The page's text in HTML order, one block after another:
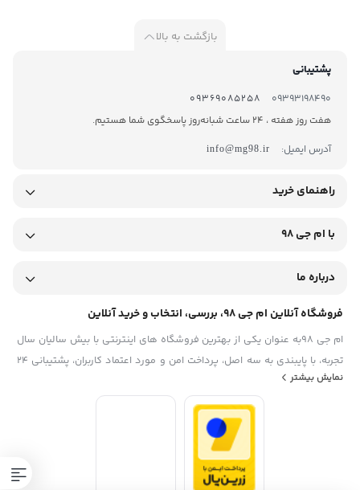
بازگشت به بالا
پشتیبانی
09393198490
09369085258
هفت روز هفته ، 24 ساعت شبانه‌روز پاسخگوی شما هستیم.
آدرس ایمیل:
info@mg98.ir
راهنمای خرید
با ام جی 98
درباره ما
فروشگاه آنلاین ام جی 98، بررسی، انتخاب و خرید آنلاین
ام جی 98به عنوان یکی از بهترین فروشگاه های اینترنتی با بیش سالیان سال
تجربه، با پایبندی به سه اصل، پرداخت امن و مورد اعتماد کاربران، پشتیبانی 24
ساعته و تضمین اصل‌بودن کالا موفق شده تا همگام با فروشگاه‌های معتبر
ایران، به یکی از بهترین فروشگاه اینترنتی ایران تبدیل شود. به محض ورود به
سایت ام جی 98 با دنیایی از کالا رو به رو می‌شوید! هر آنچه که نیاز دارید و به
ذهن شما خطور می‌کند در اینجا پیدا خواهید کرد.تشکر از همراهی و اعتماد
نمایش بیشتر